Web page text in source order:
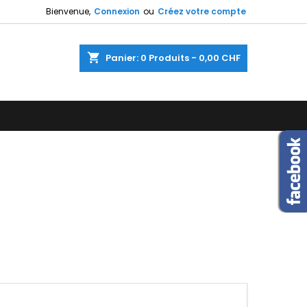
Bienvenue, Connexion ou Créez votre compte
shopping_cart Panier: 0 Produits - 0,00 CHF